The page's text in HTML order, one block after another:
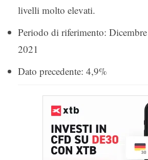
livelli molto elevati.
Periodo di riferimento:
2021
Dato precedente: 4,9%